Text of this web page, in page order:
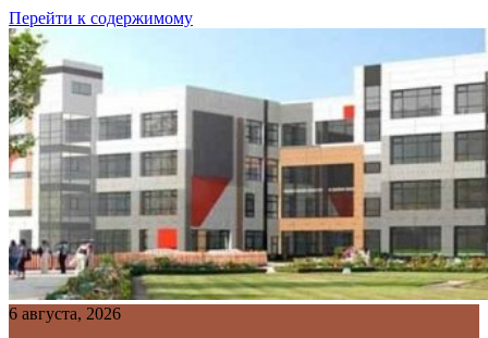
Перейти к содержимому
6 августа, 2026